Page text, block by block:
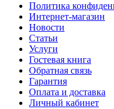
Политика
Интернет-магазин
Новости
Статьи
Услуги
Гостевая книга
Обратная связь
Гарантия
Оплата и доставка
Личный кабинет